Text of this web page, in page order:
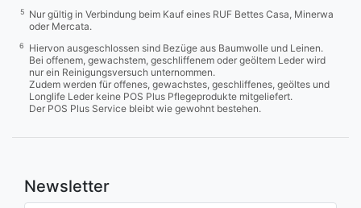
5
Nur gültig in Verbindung beim Kauf eines RUF Bettes Casa, Minerwa
oder Mercata.
6
Hiervon ausgeschlossen sind Bezüge aus Baumwolle und Leinen.
Bei offenem, gewachstem, geschliffenem oder geöltem Leder wird
nur ein Reinigungsversuch unternommen.
Zudem werden für offenes, gewachstes, geschliffenes, geöltes und
Longlife Leder keine POS Plus Pflegeprodukte mitgeliefert.
Der POS Plus Service bleibt wie gewohnt bestehen.
Newsletter